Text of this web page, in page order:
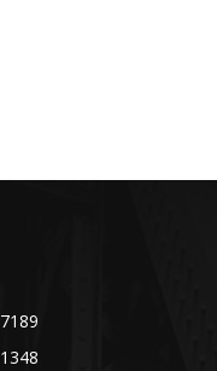
7189
1348